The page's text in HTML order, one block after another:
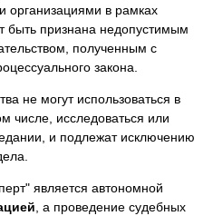
организациями в рамках
быть признана недопустимым
полученным с
закона.
не могут использоваться в
числе, исследоваться или
и подлежат исключению
является автономной
, а проведение судебных